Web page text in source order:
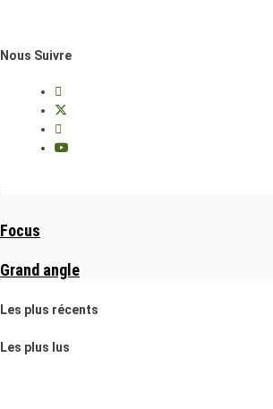
Nous Suivre
Focus
Grand angle
Les plus récents
Les plus lus